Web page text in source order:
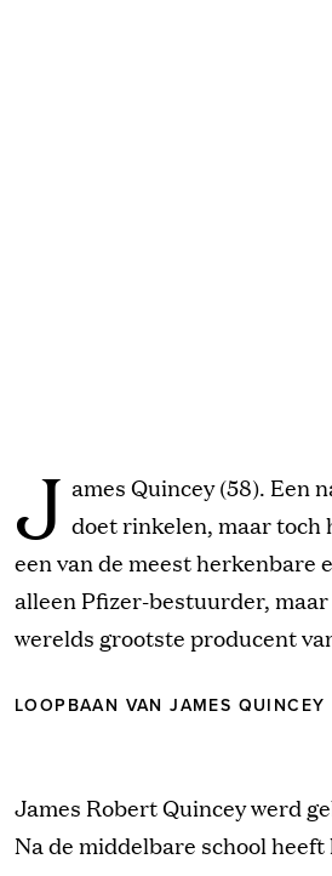
J ames Quincey (58). Een
doet rinkelen, maar toch
een van de meest
alleen Pfizer-bestuurder, maar
werelds grootste producent
LOOPBAAN VAN JAMES QUINCEY
James Robert Quincey werd
Na de middelbare school